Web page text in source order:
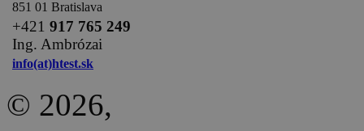
851 01 Bratislava
+421 917 765 249
Ing. Ambrózai
info(at)htest.sk
© 2026,